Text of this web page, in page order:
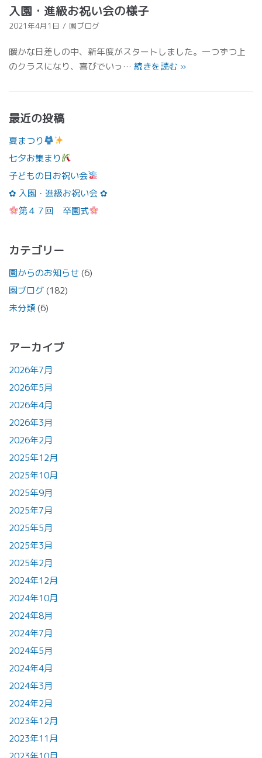
入園・進級お祝い会の様子
2021年4月1日 園ブログ
暖かな日差しの中、新年度がスタートしました。一つずつ上
のクラスになり、喜びでいっ… 続きを読む »
最近の投稿
夏まつり
七夕お集まり
子どもの日お祝い会
✿ 入園・進級お祝い会 ✿
第４７回 卒園式
カテゴリー
園からのお知らせ(6)
園ブログ(182)
未分類(6)
アーカイブ
2026年7月
2026年5月
2026年4月
2026年3月
2026年2月
2025年12月
2025年10月
2025年9月
2025年7月
2025年5月
2025年3月
2025年2月
2024年12月
2024年10月
2024年8月
2024年7月
2024年5月
2024年4月
2024年3月
2024年2月
2023年12月
2023年11月